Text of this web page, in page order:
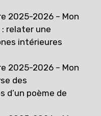
2025-2026 – Mon
: relater une
intérieures
2025-2026 – Mon
des
poème de